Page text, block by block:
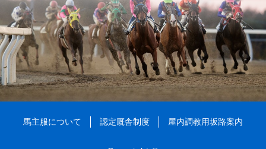
2007年01月
2006年03月
2006年02月
2006年01月
2005年04月
2005年03月
2005年02月
2005年01月
2004年05月
2004年04月
2004年03月
2004年02月
2004年01月
2003年06月
2003年05月
2003年04月
2003年01月
馬主服について 認定厩舎制度 屋内調教用坂路案内